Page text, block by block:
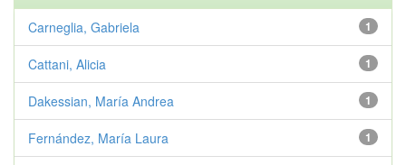
1
Carneglia, Gabriela
1
Cattani, Alicia
1
Dakessian, María Andrea
1
Fernández, María Laura